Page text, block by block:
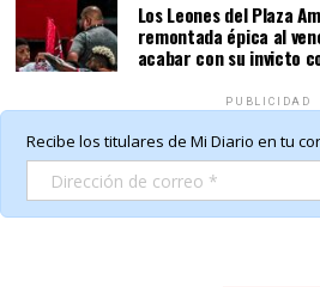
Los Leones del Plaza
remontada épica al
acabar con su invicto
PUBLICIDAD